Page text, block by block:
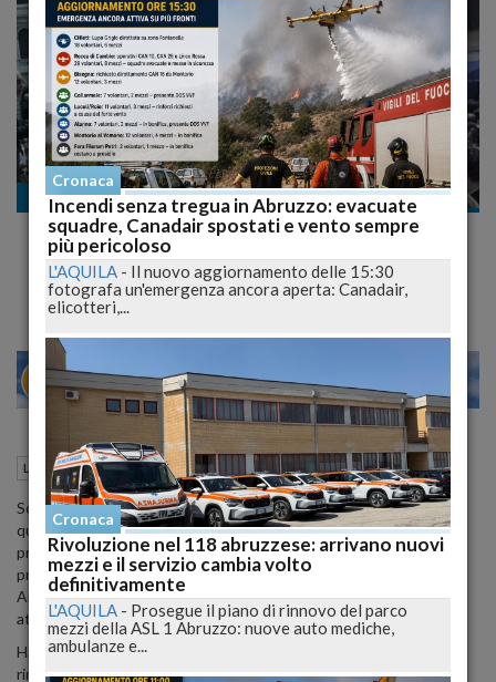
Lavoro
Protesta dei segretari comunali, aderiscono
anche segretari abruzzesi
MILANO 23
Lavoro 03 Giugno 2015 14:15
Sono oltre seicento i segretari comunali e provinciali italiani, una
quarantina quelli abruzzesi, che hanno aderito alla protesta in
programma dal 2 giugno per contestare l'abolizione della figura
professionale, prevista dal Ddl di riforma della Pubblica
Amministrazione, approvato dal Senato nelle scorse settimane ed
attualmente in discussione alla Camera.
Hanno scelto appositamente martedi', Festa della Repubblica, per
rimettere simbolicamente nelle mani delle maggiori cariche dello
Cronaca
Incendi senza tregua in Abruzzo: evacuate
squadre, Canadair spostati e vento sempre
più pericoloso
L'AQUILA - Il nuovo aggiornamento delle 15:30
fotografa un'emergenza ancora aperta: Canadair,
elicotteri,...
Cronaca
Rivoluzione nel 118 abruzzese: arrivano nuovi
mezzi e il servizio cambia volto
definitivamente
L'AQUILA - Prosegue il piano di rinnovo del parco
mezzi della ASL 1 Abruzzo: nuove auto mediche,
ambulanze e...